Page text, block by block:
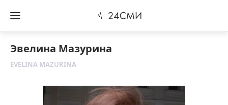
Эвелина Мазурина
EVELINA MAZURINA